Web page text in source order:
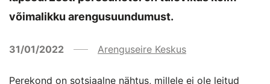
võimalikku arengusuundumust.
31/01/2022 Arenguseire Keskus
Perekond on sotsiaalne nähtus, millele ei ole leitud